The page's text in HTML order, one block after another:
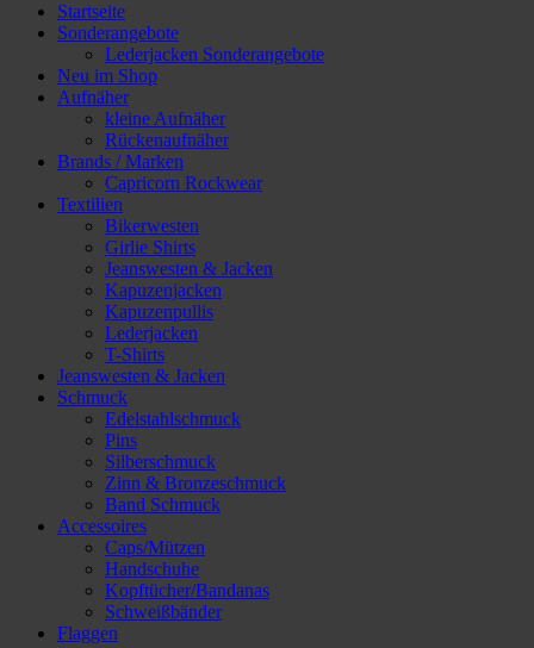
Startseite
Sonderangebote
Lederjacken Sonderangebote
Neu im Shop
Aufnäher
kleine Aufnäher
Rückenaufnäher
Brands / Marken
Capricorn Rockwear
Textilien
Bikerwesten
Girlie Shirts
Jeanswesten & Jacken
Kapuzenjacken
Kapuzenpullis
Lederjacken
T-Shirts
Jeanswesten & Jacken
Schmuck
Edelstahlschmuck
Pins
Silberschmuck
Zinn & Bronzeschmuck
Band Schmuck
Accessoires
Caps/Mützen
Handschuhe
Kopftücher/Bandanas
Schweißbänder
Flaggen